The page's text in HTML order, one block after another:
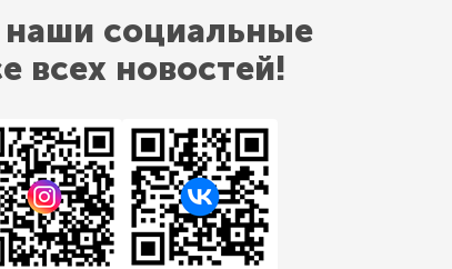
социальные
всех новостей!